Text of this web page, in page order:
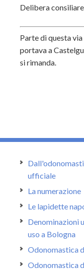
Delibera
Parte di questa
portava a
si rimanda.
ufficiale
La numerazione
Le lapidette
Denominazioni
uso a Bologna
Odonomastica
Odonomastica